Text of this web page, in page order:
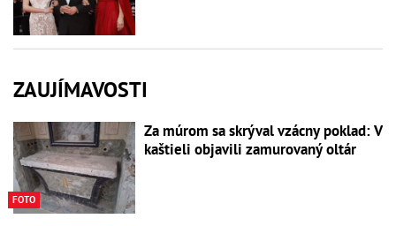
ZAUJÍMAVOSTI
FOTO
Za múrom sa skrýval vzácny poklad: V
kaštieli objavili zamurovaný oltár